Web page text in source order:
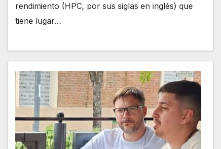
rendimiento (HPC, por sus siglas en inglés) que
tiene lugar…